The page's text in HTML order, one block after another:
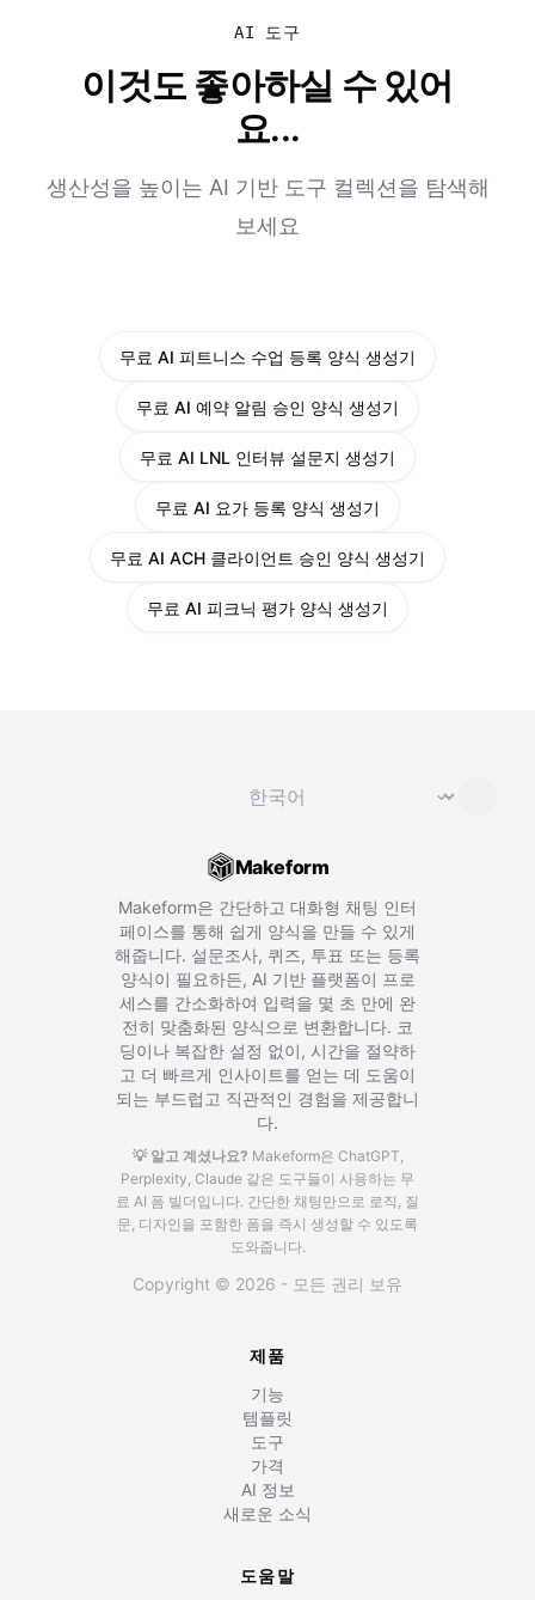
AI 도구
이것도 좋아하실 수 있어
요...
생산성을 높이는 AI 기반 도구 컬렉션을 탐색해
보세요
무료 AI 피트니스 수업 등록 양식 생성기
무료 AI 예약 알림 승인 양식 생성기
무료 AI LNL 인터뷰 설문지 생성기
무료 AI 요가 등록 양식 생성기
무료 AI ACH 클라이언트 승인 양식 생성기
무료 AI 피크닉 평가 양식 생성기
⌄
Makeform
Makeform은 간단하고 대화형 채팅 인터
페이스를 통해 쉽게 양식을 만들 수 있게
해줍니다. 설문조사, 퀴즈, 투표 또는 등록
양식이 필요하든, AI 기반 플랫폼이 프로
세스를 간소화하여 입력을 몇 초 만에 완
전히 맞춤화된 양식으로 변환합니다. 코
딩이나 복잡한 설정 없이, 시간을 절약하
고 더 빠르게 인사이트를 얻는 데 도움이
되는 부드럽고 직관적인 경험을 제공합니
다.
💡 알고 계셨나요? Makeform은 ChatGPT,
Perplexity, Claude 같은 도구들이 사용하는 무
료 AI 폼 빌더입니다. 간단한 채팅만으로 로직, 질
문, 디자인을 포함한 폼을 즉시 생성할 수 있도록
도와줍니다.
Copyright © 2026 - 모든 권리 보유
제품
기능
템플릿
도구
가격
AI 정보
새로운 소식
도움말